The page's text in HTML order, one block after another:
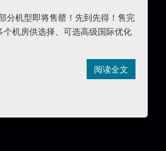
分机型即将售罄！先到先得！售完
机房供选择、可选高级国际优化
阅读全文